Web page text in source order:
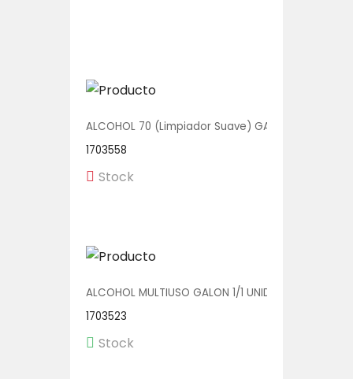
ALCOHOL 70 (Limpiador Suave) GALON 1/1 UNIDAD
1703558
Stock
ALCOHOL MULTIUSO GALON 1/1 UNIDAD
1703523
Stock